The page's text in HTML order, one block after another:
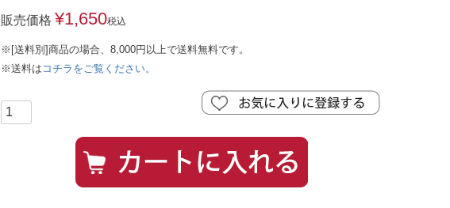
販売価格 ¥1,650税込
※[送料別]商品の場合、8,000円以上で送料無料です。
※送料は コチラをご覧ください。